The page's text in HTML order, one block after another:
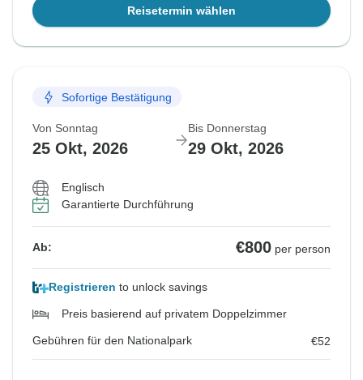
Reisetermin wählen
Sofortige Bestätigung
Von Sonntag
25 Okt, 2026
Bis Donnerstag
29 Okt, 2026
Englisch
Garantierte Durchführung
Ab: €800 per person
Registrieren to unlock savings
Preis basierend auf privatem Doppelzimmer
Gebühren für den Nationalpark €52